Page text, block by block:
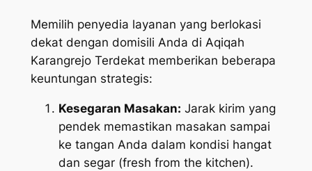
Memilih penyedia layanan yang berlokasi
dekat dengan domisili Anda di Aqiqah
Karangrejo Terdekat memberikan beberapa
keuntungan strategis:
Kesegaran Masakan: Jarak kirim yang
pendek memastikan masakan sampai
ke tangan Anda dalam kondisi hangat
dan segar (fresh from the kitchen).